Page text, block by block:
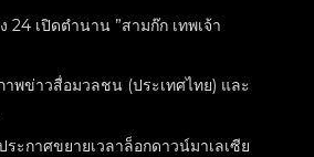
24 เปิดตำนาน ”สามก๊ก เทพเจ้า
พข่าวสื่อมวลชน (ประเทศไทย) และ
ระกาศขยายเวลาล็อกดาวน์มาเลเซีย